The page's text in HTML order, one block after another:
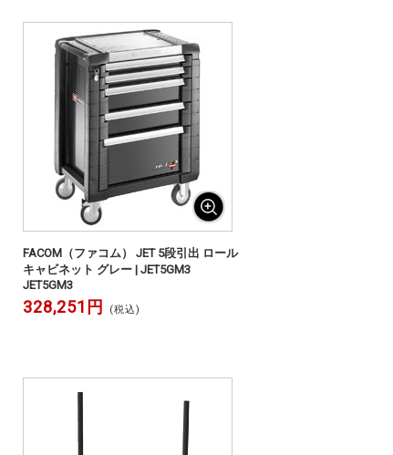
FACOM（ファコム） JET 5段引出 ロール
キャビネット グレー | JET5GM3
JET5GM3
328,251円 (税込)